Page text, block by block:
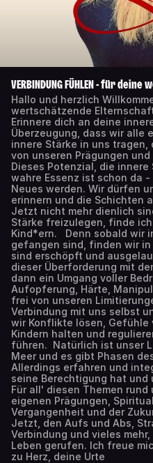
VERBINDUNG FÜHLEN - für
Hallo und herzlich
wertschätzende Elternschaft
Erinnere dich an deine
Überzeugung, dass wir alle
innere Stärke in uns
von unseren Prägungen
Dieses Potenzial, die
wahre Essenz ist schon da
Neues werden. Wir dürfen
erinnern und die Schichten
Jetzt nicht mehr dienlich
Stärke freizulegen, finde
Kind*ern. Denn sobald wir
gefangen sind, finden wir in
sind erschöpft und
dieser Überforderung mit
dann ein Umgang voller
Aufopferung, Härte,
frei von unseren
Verbindung mit uns selbst
wir Konflikte lösen, Gefühle
Kindern halten und
führen. Natürlich ist unser
Meer und es gibt Phasen
Allerdings erfahren und
seine Berechtigung hat und
Für all' diesen Themen
eigenen Prägungen,
Vergangenheit und der
Jetzt, den Aufs und Abs,
Verbindung und vieles
Leben gerufen. Ich freue
zu Herz, deine Urte